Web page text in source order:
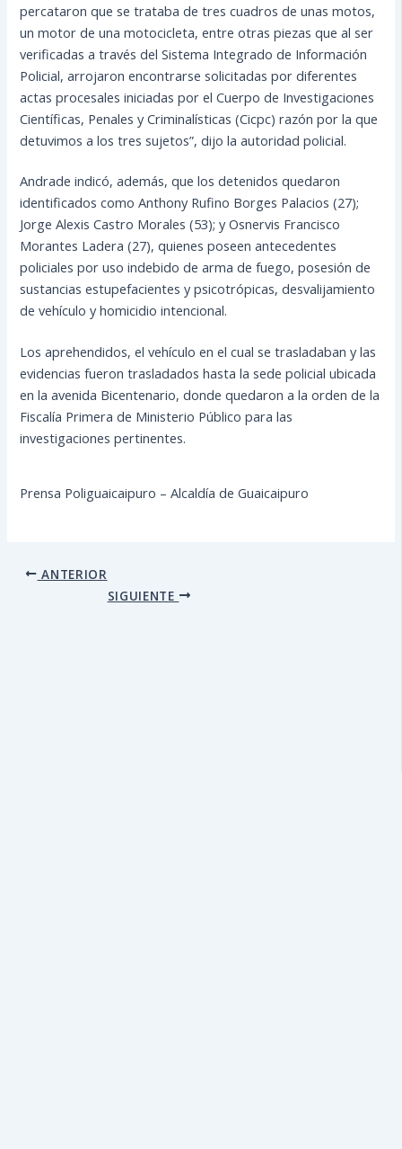
percataron que se trataba de tres cuadros de unas motos,
un motor de una motocicleta, entre otras piezas que al ser
verificadas a través del Sistema Integrado de Información
Policial, arrojaron encontrarse solicitadas por diferentes
actas procesales iniciadas por el Cuerpo de Investigaciones
Científicas, Penales y Criminalísticas (Cicpc) razón por la que
detuvimos a los tres sujetos”, dijo la autoridad policial.
Andrade indicó, además, que los detenidos quedaron
identificados como Anthony Rufino Borges Palacios (27);
Jorge Alexis Castro Morales (53); y Osnervis Francisco
Morantes Ladera (27), quienes poseen antecedentes
policiales por uso indebido de arma de fuego, posesión de
sustancias estupefacientes y psicotrópicas, desvalijamiento
de vehículo y homicidio intencional.
Los aprehendidos, el vehículo en el cual se trasladaban y las
evidencias fueron trasladados hasta la sede policial ubicada
en la avenida Bicentenario, donde quedaron a la orden de la
Fiscalía Primera de Ministerio Público para las
investigaciones pertinentes.
Prensa Poliguaicaipuro – Alcaldía de Guaicaipuro
ANTERIOR
SIGUIENTE